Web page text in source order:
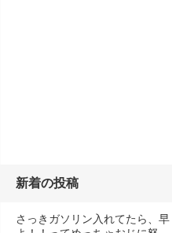
新着の投稿
さっきガソリン入れてたら、